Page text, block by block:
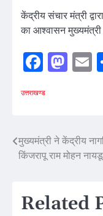
केंद्रीय संचार मंत्री
का आश्वासन मुख्यमंत्री
उत्तराखण्ड
Post
navigation
मुख्यमंत्री ने केंद्रीय
किंजरापू राम मोहन
Related